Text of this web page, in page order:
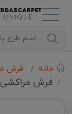
خانه فرش
فرش مراکشی